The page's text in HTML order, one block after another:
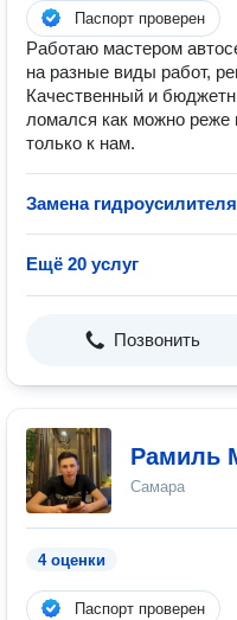
Паспорт проверен
Работаю мастером
на разные виды работ,
Качественный и
ломался как можно реже
только к нам.
Замена гидроусилителя
Ещё 20 услуг
Позвонить
Рамиль
Самара
4 оценки
Паспорт проверен